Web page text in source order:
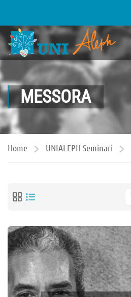
MESSORA
Home UNIALEPH Seminari